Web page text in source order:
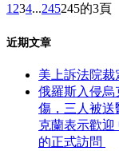
1 234...245245的3頁
近期文章
美上訴法院
俄羅斯入侵烏
傷，三人被送
克蘭表示歡
的正式訪問